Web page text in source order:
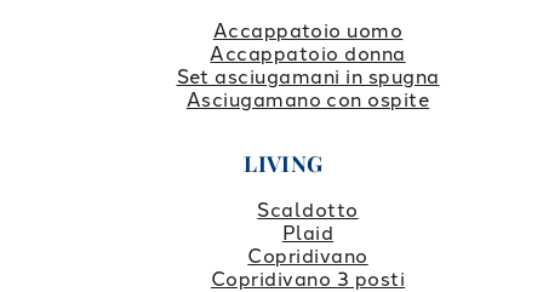
Accappatoio uomo
Accappatoio donna
Set asciugamani in spugna
Asciugamano con ospite
LIVING
Scaldotto
Plaid
Copridivano
Copridivano 3 posti